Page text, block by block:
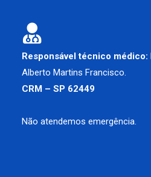
Responsável técnico médico:
Alberto Martins Francisco.
CRM – SP 62449
Não atendemos emergência.